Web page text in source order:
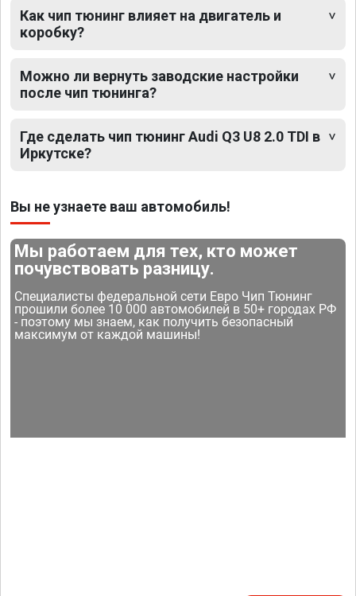
Как чип тюнинг влияет на двигатель и
коробку?
Можно ли вернуть заводские настройки
после чип тюнинга?
Где сделать чип тюнинг Audi Q3 U8 2.0 TDI в
Иркутске?
Вы не узнаете ваш автомобиль!
Мы работаем для тех, кто может
почувствовать разницу.
Специалисты федеральной сети Евро Чип Тюнинг
прошили более 10 000 автомобилей в 50+ городах РФ
- поэтому мы знаем, как получить безопасный
максимум от каждой машины!